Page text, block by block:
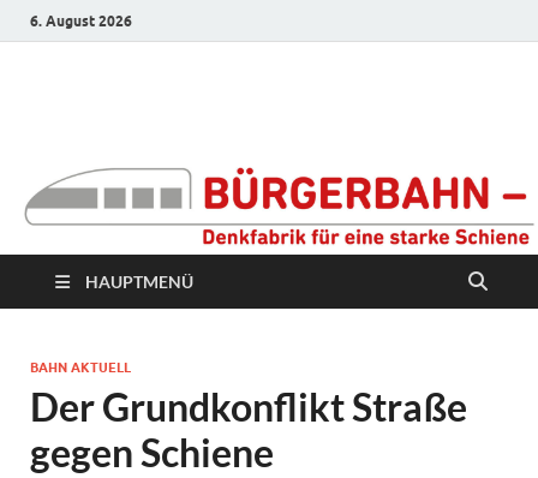
6. August 2026
Denkfabrik für eine
starke Schiene
HAUPTMENÜ
BAHN AKTUELL
Der Grundkonflikt Straße
gegen Schiene